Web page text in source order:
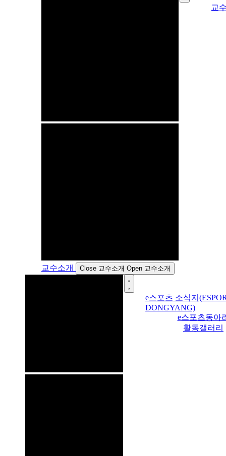
교수소개 Close 교수소개 Open 교수소개
교
e스포츠 소식지
DONGYANG)
e스포츠동아
활동갤러리